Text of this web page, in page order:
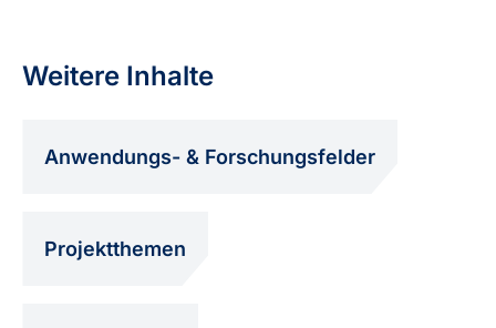
Weitere Inhalte
Anwendungs- & Forschungsfelder
Projektthemen